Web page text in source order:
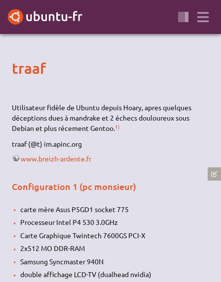
traaf
Utilisateur fidèle de Ubuntu depuis Hoary, apres quelques
déceptions dues à mandrake et 2 échecs douloureux sous
Debian et plus récement Gentoo.1)
traaf (@t) im.apinc.org
www.breizh-ardente.fr
Configuration 1 (pc monsieur)
carte mère Asus P5GD1 socket 775
Processeur Intel P4 530 3.0GHz
Carte Graphique Twintech 7600GS PCI-X
2x512 MO DDR-RAM
Samsung Syncmaster 940N
double affichage LCD-TV (dualhead nvidia)